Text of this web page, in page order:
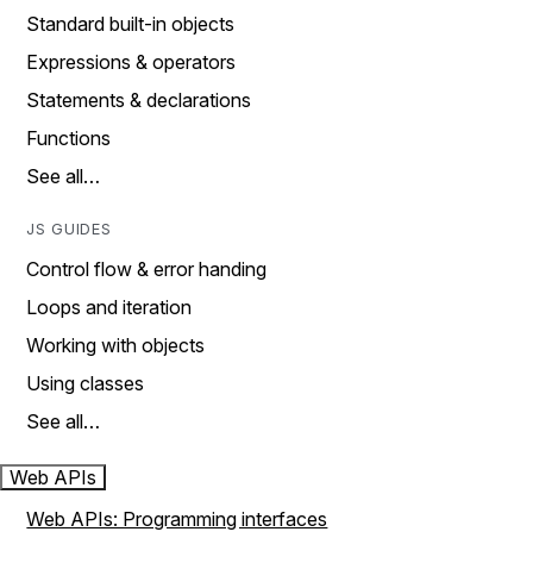
Standard built-in objects
Expressions & operators
Statements & declarations
Functions
See all…
JS GUIDES
Control flow & error handing
Loops and iteration
Working with objects
Using classes
See all…
Web APIs
Web APIs: Programming interfaces